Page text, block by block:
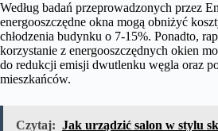
Według badań przeprowadzonych przez
energooszczędne okna mogą obniżyć
chłodzenia budynku o 7-15%. Ponadto,
korzystanie z energooszczędnych okien
do redukcji emisji dwutlenku węgla oraz
mieszkańców.
Czytaj: Jak urządzić salon w stylu